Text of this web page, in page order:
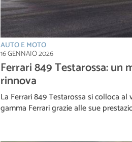
AUTO E MOTO
16 GENNAIO 2026
Ferrari 849 Testarossa: un
rinnova
La Ferrari 849 Testarossa si colloca al
gamma Ferrari grazie alle sue